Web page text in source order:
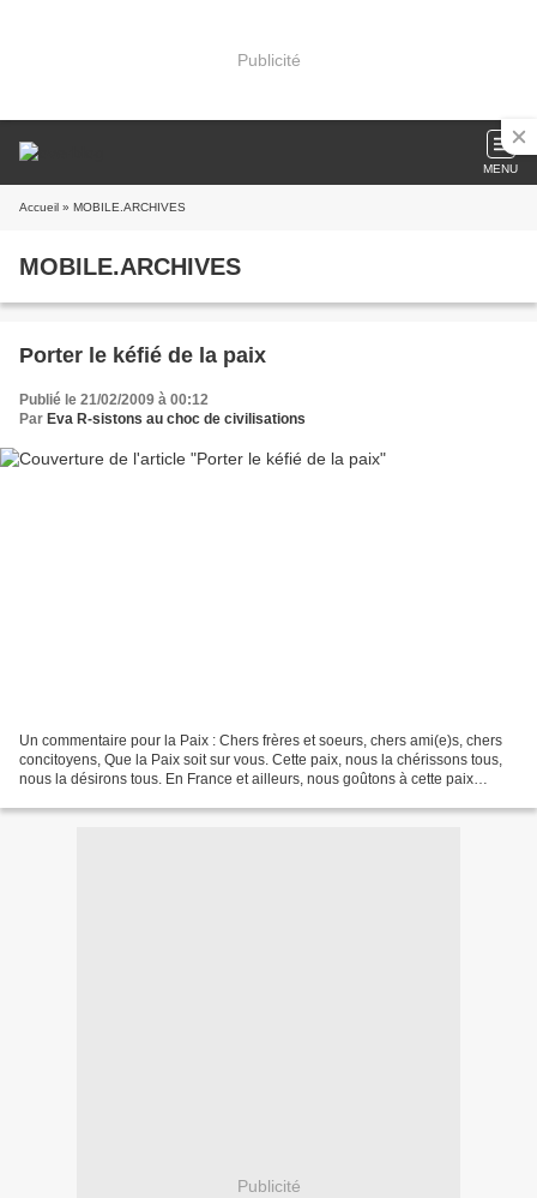
Publicité
MENU
Accueil » MOBILE.ARCHIVES
MOBILE.ARCHIVES
Porter le kéfié de la paix
Publié le 21/02/2009 à 00:12
Par Eva R-sistons au choc de civilisations
Un commentaire pour la Paix : Chers frères et soeurs, chers ami(e)s, chers
concitoyens, Que la Paix soit sur vous. Cette paix, nous la chérissons tous,
nous la désirons tous. En France et ailleurs, nous goûtons à cette paix
Publicité